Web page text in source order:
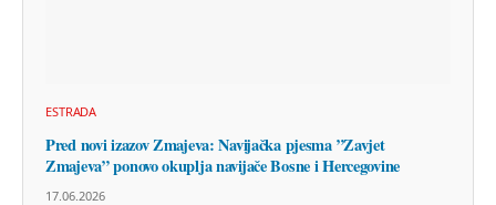
ESTRADA
Pred novi izazov Zmajeva: Navijačka pjesma ”Zavjet
Zmajeva” ponovo okuplja navijače Bosne i Hercegovine
17.06.2026